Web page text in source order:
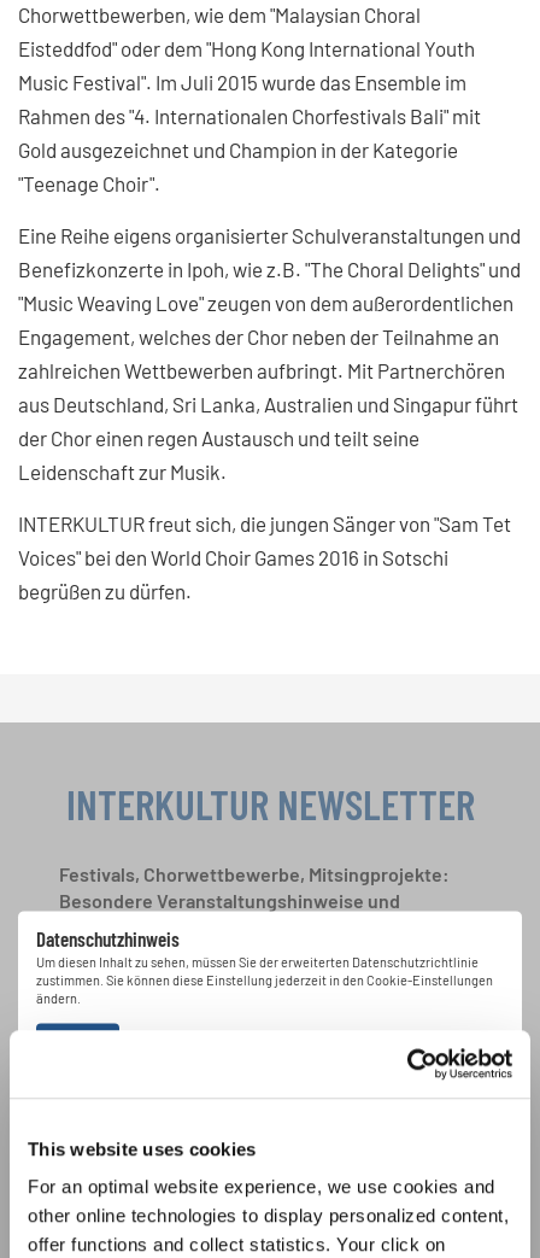
This website uses cookies
For an optimal website experience, we use cookies and
other online technologies to display personalized content,
offer functions and collect statistics. Your click on
Chorwettbewerben, wie dem "Malaysian Choral
Eisteddfod" oder dem "Hong Kong International Youth
Music Festival". Im Juli 2015 wurde das Ensemble im
Rahmen des "4. Internationalen Chorfestivals Bali" mit
Gold ausgezeichnet und Champion in der Kategorie
"Teenage Choir".
Eine Reihe eigens organisierter Schulveranstaltungen und
Benefizkonzerte in Ipoh, wie z.B. "The Choral Delights" und
"Music Weaving Love" zeugen von dem außerordentlichen
Engagement, welches der Chor neben der Teilnahme an
zahlreichen Wettbewerben aufbringt. Mit Partnerchören
aus Deutschland, Sri Lanka, Australien und Singapur führt
der Chor einen regen Austausch und teilt seine
Leidenschaft zur Musik.
INTERKULTUR freut sich, die jungen Sänger von "Sam Tet
Voices" bei den World Choir Games 2016 in Sotschi
begrüßen zu dürfen.
Datenschutzhinweis
Um diesen Inhalt zu sehen, müssen Sie der erweiterten Datenschutzrichtlinie
zustimmen. Sie können diese Einstellung jederzeit in den Cookie-Einstellungen
ändern.
ZUSTIMMEN
INTERKULTUR NEWSLETTER
Festivals, Chorwettbewerbe, Mitsingprojekte:
Besondere Veranstaltungshinweise und
kostenlosen INTERKULTUR-Newsletter.
Ich bin mit dem Erhalt des Newsletters einverstanden und
ANMELDEN